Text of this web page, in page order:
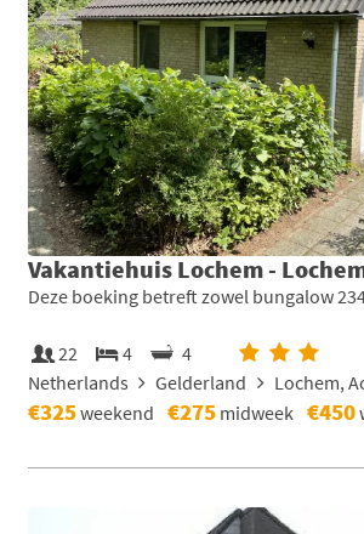
Vakantiehuis Lochem -
Deze boeking betreft zowel bungalow
22 4
4
Netherlands
Gelderland Lochem,
€325weekend €275 midweek €450